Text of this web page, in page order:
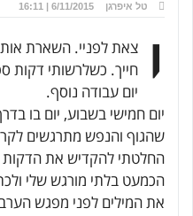
טל איפרגן 6/11/2015 | 16:11
י
צאת לפניי. השארת
חייך. כשלרשותי דקות
יום עבודה נוסף.
יום חמישי בשבוע, יום בו
שהגוף והנפש מתרגשים
החלטתי להקדיש את הדקות
הכמעט בלתי מורגש שלי
את המילים לפני מפגש